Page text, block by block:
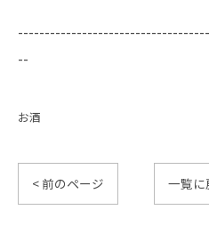
--
お酒
< 前のページ 一覧に